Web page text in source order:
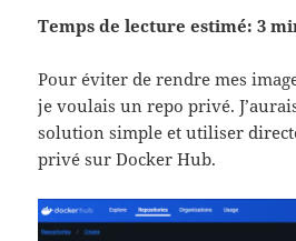
Temps de lecture estimé: 3
Pour éviter de rendre mes
je voulais un repo privé.
solution simple et utiliser
privé sur Docker Hub.